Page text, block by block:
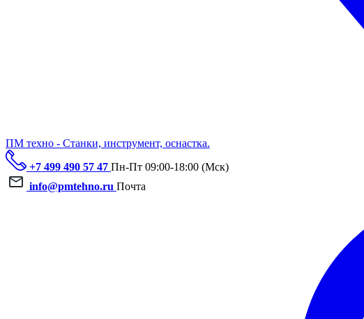
ПМ техно - Станки, инструмент, оснастка.
+7 499 490 57 47 Пн-Пт 09:00-18:00 (Мск)
info@pmtehno.ru Почта